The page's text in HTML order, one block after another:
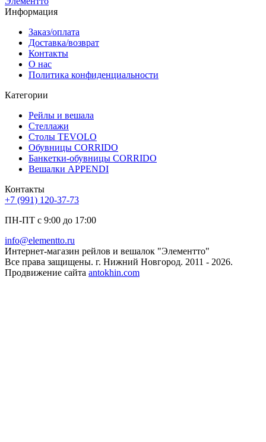
Информация
Заказ/оплата
Доставка/возврат
Контакты
О нас
Политика конфиденциальности
Категории
Рейлы и вешала
Стеллажи
Столы TEVOLO
Обувницы CORRIDO
Банкетки-обувницы CORRIDO
Вешалки APPENDI
Контакты
+7 (991) 120-37-73
ПН-ПТ с 9:00 до 17:00
info@elementto.ru
Интернет-магазин рейлов и вешалок "Элементто"
Все права защищены. г. Нижний Новгород. 2011 - 2026.
Продвижение сайта antokhin.com